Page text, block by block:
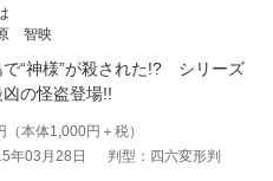
智映
で“神様”が殺された!? シリーズ
の怪盗登場!!
（本体1,000円＋税）
年03月28日
判型：四六変形判